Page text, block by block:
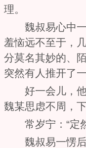
理。
魏叔易心中
羞恼远不至于，
分莫名其妙的、
突然有人推开了
好一会儿，
魏某思虑不周，
常岁宁：“定
魏叔易一愣